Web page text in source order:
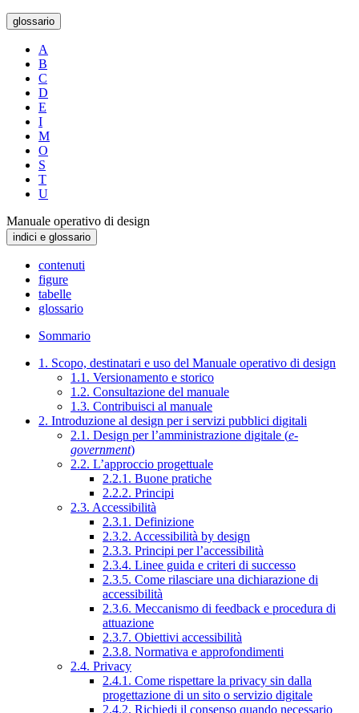
glossario
A
B
C
D
E
I
M
O
S
T
U
Manuale operativo di design
indici e glossario
contenuti
figure
tabelle
glossario
Sommario
1. Scopo, destinatari e uso del Manuale operativo di design
1.1. Versionamento e storico
1.2. Consultazione del manuale
1.3. Contribuisci al manuale
2. Introduzione al design per i servizi pubblici digitali
2.1. Design per l’amministrazione digitale (e-
government)
2.2. L’approccio progettuale
2.2.1. Buone pratiche
2.2.2. Principi
2.3. Accessibilità
2.3.1. Definizione
2.3.2. Accessibilità by design
2.3.3. Principi per l’accessibilità
2.3.4. Linee guida e criteri di successo
2.3.5. Come rilasciare una dichiarazione di
accessibilità
2.3.6. Meccanismo di feedback e procedura di
attuazione
2.3.7. Obiettivi accessibilità
2.3.8. Normativa e approfondimenti
2.4. Privacy
2.4.1. Come rispettare la privacy sin dalla
progettazione di un sito o servizio digitale
2.4.2. Richiedi il consenso quando necessario